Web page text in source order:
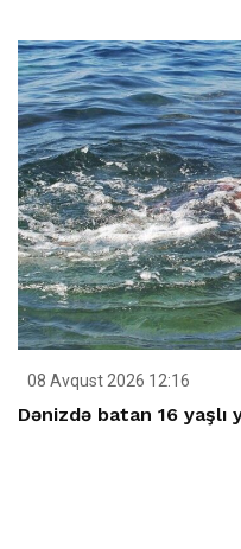
08 Avqust 2026 12:16
Dənizdə batan 16 yaşlı